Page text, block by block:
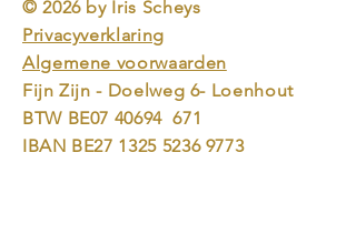
© 2026 by Iris Scheys
Privacyverklaring
Algemene voorwaarden
Fijn Zijn - Doelweg 6- Loenhout
BTW BE07 40694 671
IBAN BE27 1325 5236 9773